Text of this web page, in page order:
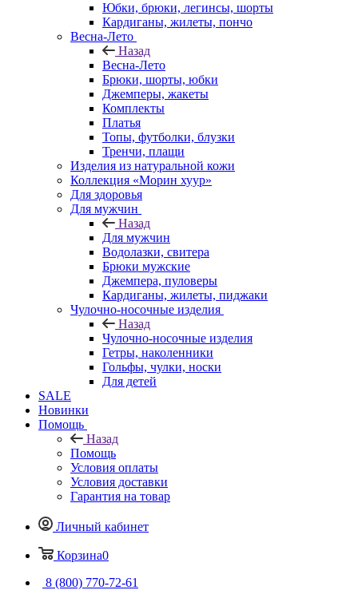
Юбки, брюки, легинсы, шорты
Кардиганы, жилеты, пончо
Весна-Лето
Назад
Весна-Лето
Брюки, шорты, юбки
Джемперы, жакеты
Комплекты
Платья
Топы, футболки, блузки
Тренчи, плащи
Изделия из натуральной кожи
Коллекция «Морин хуур»
Для здоровья
Для мужчин
Назад
Для мужчин
Водолазки, свитера
Брюки мужские
Джемпера, пуловеры
Кардиганы, жилеты, пиджаки
Чулочно-носочные изделия
Назад
Чулочно-носочные изделия
Гетры, наколенники
Гольфы, чулки, носки
Для детей
SALE
Новинки
Помощь
Назад
Помощь
Условия оплаты
Условия доставки
Гарантия на товар
Личный кабинет
Корзина0
8 (800) 770-72-61